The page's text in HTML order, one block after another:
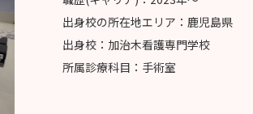
出身校の所在地エリア： 鹿児島県
出身校： 加治木看護専門学校
所属診療科目： 手術室